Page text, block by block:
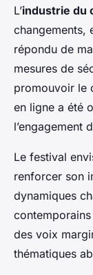
L’industrie du
changements,
répondu de
mesures de
promouvoir le
en ligne a été
l’engagement
Le festival
renforcer son
dynamiques
des voix
thématiques